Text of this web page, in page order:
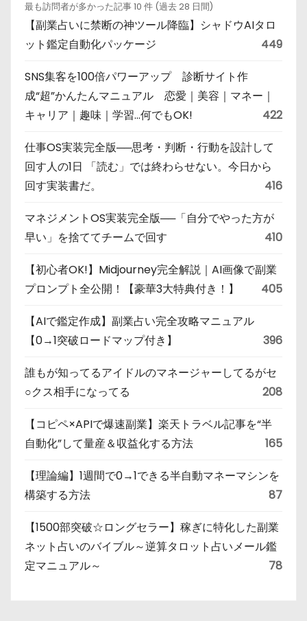
最も訪問者が多かった記事 10 件 (過去 28 日間)
【副業占いに禁断の神ツール降臨】シャドウAIタロ
ット鑑定自動化パッケージ
449
SNS集客を100倍パワーアップ 診断サイト作
成“超”かんたんマニュアル 恋愛｜美容｜マネー｜
キャリア｜趣味｜学習…何でもOK!
422
仕事OS実装完全版──思考・判断・行動を設計して
回す人の1日 「読む」では終わらせない。今日から
回す実装書だ。
416
マネジメントOS実装完全版──「自分でやった方が
早い」を捨ててチームで回す
410
【初心者OK!】Midjourney完全解説｜AI画像で副業
プロンプト全公開！【豪華3大特典付き！】
405
【AIで鑑定作成】副業占い完全攻略マニュアル
【0→1突破ロードマップ付き】
396
誰もが知ってるアイドルのマネージャーしてるがセ
○クス相手になってる
208
【コピペ×APIで爆速副業】楽天トラベル記事を“半
自動化”して量産＆収益化する方法
165
【理論編】1週間で0→1できる半自動マネーマシンを
構築する方法
87
【1500部突破☆ロングセラー】稼ぎに特化した副業
ネット占いのバイブル～逆算タロット占いメール鑑
定マニュアル～
78